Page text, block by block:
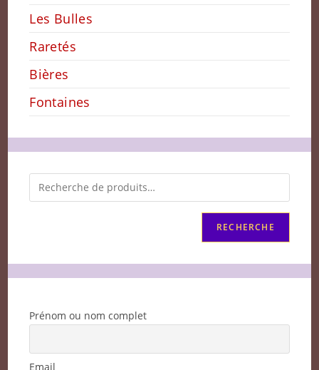
Les Bulles
Raretés
Bières
Fontaines
RECHERCHE
Prénom ou nom complet
Email